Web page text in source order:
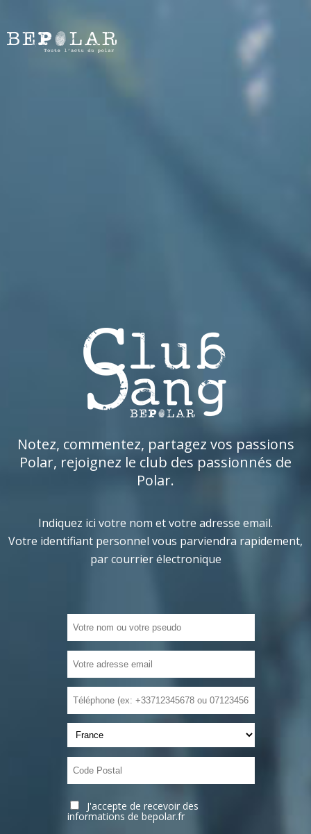
Notez, commentez, partagez vos passions
Polar, rejoignez le club des passionnés de
Polar.
Indiquez ici votre nom et votre adresse email.
Votre identifiant personnel vous parviendra rapidement,
par courrier électronique
J'accepte de recevoir des
informations de bepolar.fr